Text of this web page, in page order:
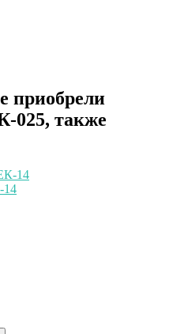
приобрели
025, также
14